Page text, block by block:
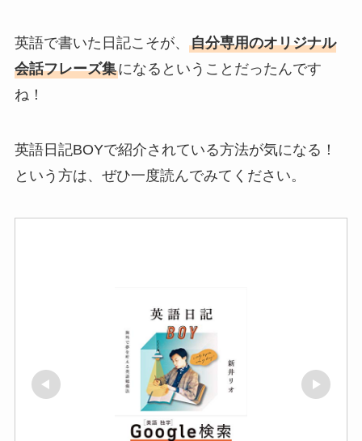
英語で書いた日記こそが、 自分専用のオリジナル
会話フレーズ集になるということだったんです
ね！
英語日記BOYで紹介されている方法が気になる！
という方は、ぜひ一度読んでみてください。